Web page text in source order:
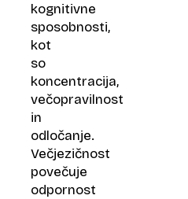
kognitivne
sposobnosti,
kot
so
koncentracija,
večopravilnost
in
odločanje.
Večjezičnost
povečuje
odpornost